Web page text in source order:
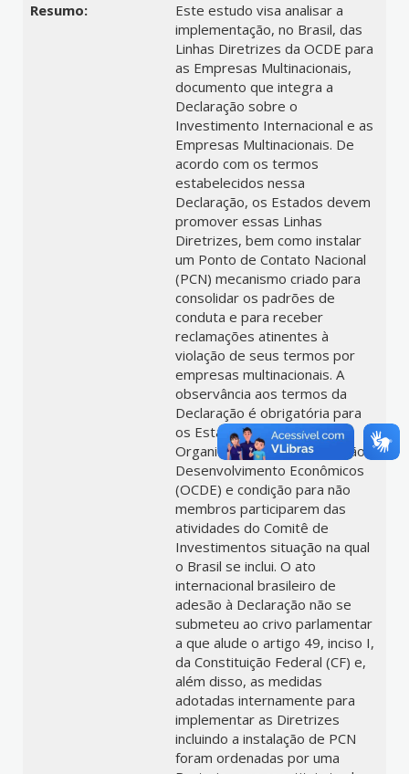
Resumo:
Este estudo visa analisar a
implementação, no Brasil, das
Linhas Diretrizes da OCDE para
as Empresas Multinacionais,
documento que integra a
Declaração sobre o
Investimento Internacional e as
Empresas Multinacionais. De
acordo com os termos
estabelecidos nessa
Declaração, os Estados devem
promover essas Linhas
Diretrizes, bem como instalar
um Ponto de Contato Nacional
(PCN) mecanismo criado para
consolidar os padrões de
conduta e para receber
reclamações atinentes à
violação de seus termos por
empresas multinacionais. A
observância aos termos da
Declaração é obrigatória para
os Estadosmembros da
Organização para Cooperação e
Desenvolvimento Econômicos
(OCDE) e condição para não
membros participarem das
atividades do Comitê de
Investimentos situação na qual
o Brasil se inclui. O ato
internacional brasileiro de
adesão à Declaração não se
submeteu ao crivo parlamentar
a que alude o artigo 49, inciso I,
da Constituição Federal (CF) e,
além disso, as medidas
adotadas internamente para
implementar as Diretrizes
incluindo a instalação de PCN
foram ordenadas por uma